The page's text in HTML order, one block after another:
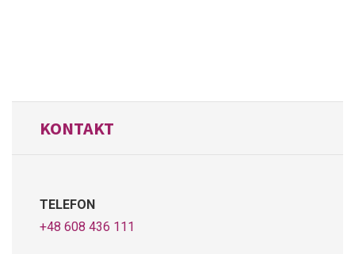
KONTAKT
TELEFON
+48 608 436 111